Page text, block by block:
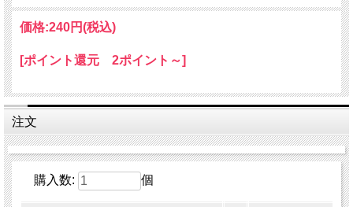
価格:240円(税込)
[ポイント還元 2ポイント～]
注文
購入数: 個